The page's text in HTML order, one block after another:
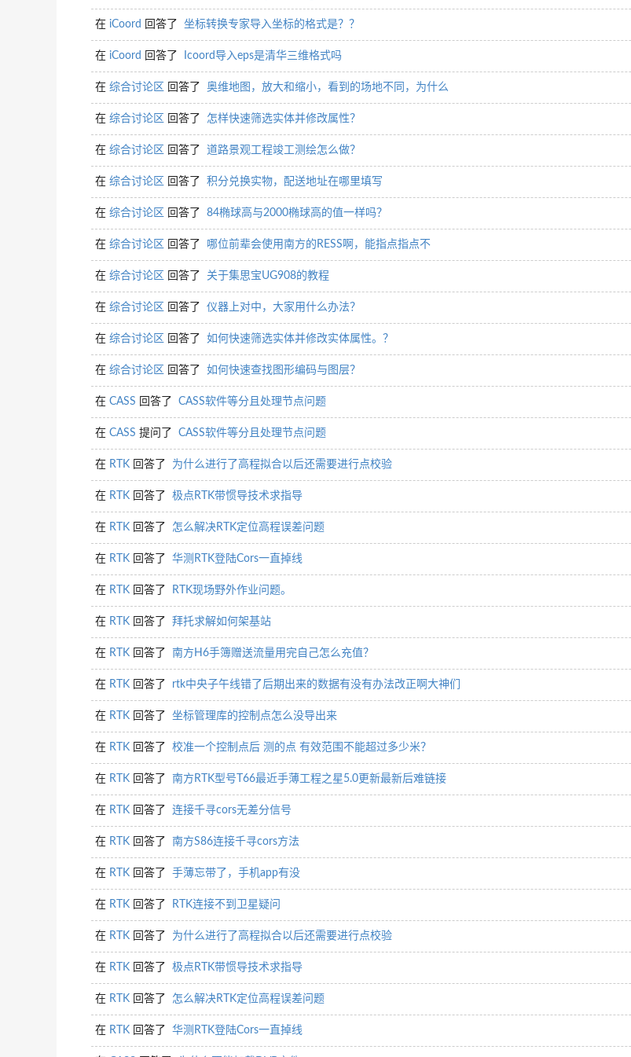
在 iCoord 回答了 坐标转换专家导入坐标的格式是？？
在 iCoord 回答了 Icoord导入eps是清华三维格式吗
在 综合讨论区 回答了 奥维地图，放大和缩小，看到的场地不同，为什么
在 综合讨论区 回答了 怎样快速筛选实体并修改属性？
在 综合讨论区 回答了 道路景观工程竣工测绘怎么做？
在 综合讨论区 回答了 积分兑换实物，配送地址在哪里填写
在 综合讨论区 回答了 84椭球高与2000椭球高的值一样吗？
在 综合讨论区 回答了 哪位前辈会使用南方的RESS啊，能指点指点不
在 综合讨论区 回答了 关于集思宝UG908的教程
在 综合讨论区 回答了 仪器上对中，大家用什么办法？
在 综合讨论区 回答了 如何快速筛选实体并修改实体属性。？
在 综合讨论区 回答了 如何快速查找图形编码与图层？
在 CASS 回答了 CASS软件等分且处理节点问题
在 CASS 提问了 CASS软件等分且处理节点问题
在 RTK 回答了 为什么进行了高程拟合以后还需要进行点校验
在 RTK 回答了 极点RTK带惯导技术求指导
在 RTK 回答了 怎么解决RTK定位高程误差问题
在 RTK 回答了 华测RTK登陆Cors一直掉线
在 RTK 回答了 RTK现场野外作业问题。
在 RTK 回答了 拜托求解如何架基站
在 RTK 回答了 南方H6手簿赠送流量用完自己怎么充值？
在 RTK 回答了 rtk中央子午线错了后期出来的数据有没有办法改正啊大神们
在 RTK 回答了 坐标管理库的控制点怎么没导出来
在 RTK 回答了 校准一个控制点后 测的点 有效范围不能超过多少米？
在 RTK 回答了 南方RTK型号T66最近手薄工程之星5.0更新最新后难链接
在 RTK 回答了 连接千寻cors无差分信号
在 RTK 回答了 南方S86连接千寻cors方法
在 RTK 回答了 手薄忘带了，手机app有没
在 RTK 回答了 RTK连接不到卫星疑问
在 RTK 回答了 为什么进行了高程拟合以后还需要进行点校验
在 RTK 回答了 极点RTK带惯导技术求指导
在 RTK 回答了 怎么解决RTK定位高程误差问题
在 RTK 回答了 华测RTK登陆Cors一直掉线